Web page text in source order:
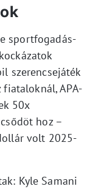
sportfogadás-
szerencsejáték
APA-
50x
hoz –
volt 2025-
Kyle Samani